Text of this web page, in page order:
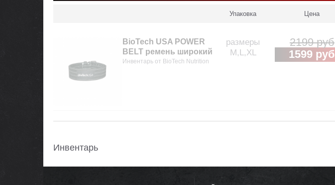
Упаковка Цена
BioTech USA POWER
BELT ремень широкий
Инвентарь от BioTech Nutrition
размеры
М,L,XL
2199 руб
1599 руб
Инвентарь